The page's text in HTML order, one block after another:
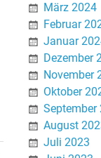
März 2024
Februar
Januar
Dezember
November
Oktober
September
August
Juli 2023